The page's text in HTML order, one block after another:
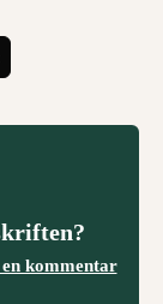
kommentar